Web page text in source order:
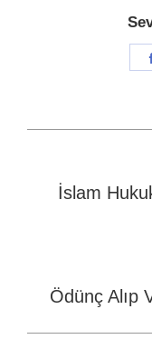
İslam
Ödünç Alıp